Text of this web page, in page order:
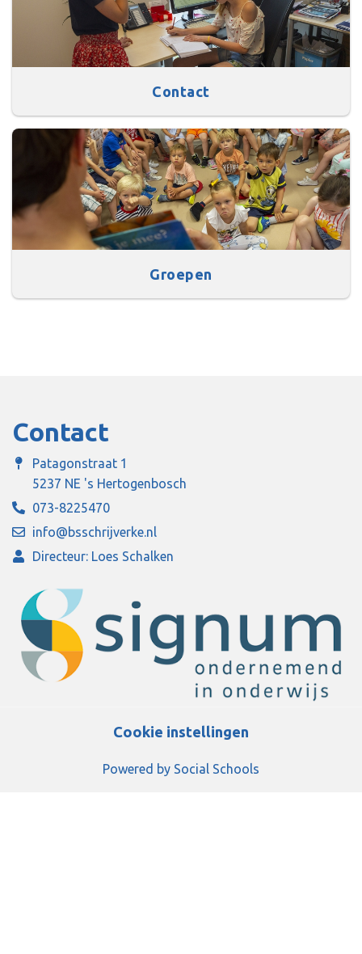
Contact
Groepen
Contact
Patagonstraat 1
5237 NE 's Hertogenbosch
073-8225470
info@bsschrijverke.nl
Directeur: Loes Schalken
Cookie instellingen
Powered by Social Schools